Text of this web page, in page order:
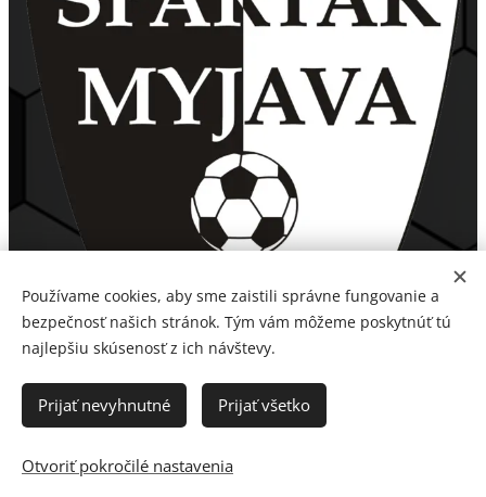
Spartak Myjava, a. s. 2026
Používame cookies, aby sme zaistili správne fungovanie a
bezpečnosť našich stránok. Tým vám môžeme poskytnúť tú
najlepšiu skúsenosť z ich návštevy.
Prijať nevyhnutné Prijať všetko
Otvoriť pokročilé nastavenia